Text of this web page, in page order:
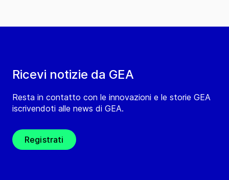
Ricevi notizie da GEA
Resta in contatto con le innovazioni e le storie GEA
iscrivendoti alle news di GEA.
Registrati